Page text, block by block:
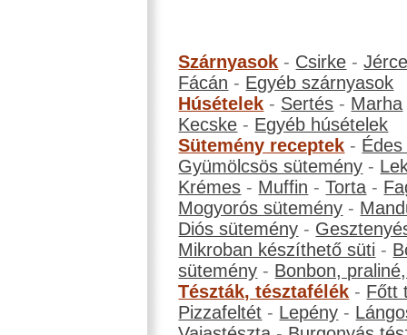
Szárnyasok - Csirke -
Fácán - Egyéb szárnyasok
Húsételek - Sertés - Marha
Kecske - Egyéb húsételek
Sütemény receptek -
Gyümölcsös sütemény -
Krémes - Muffin -Torta -
Mogyorós sütemény -
Diós sütemény -
Mikroban készíthető süti -
sütemény - Bonbon,
Tészták, tésztafélék - Főtt
Pizzafeltét - Lepény -